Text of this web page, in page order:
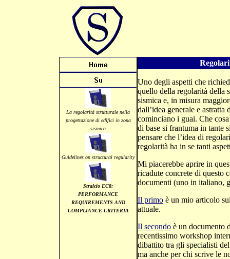
La regolarità strutturale nella
progettazione di edifici in zona
sismica
Guidelines on structural regularity
Stralcio EC8:
PERFORMANCE
REQUIREMENTS AND
COMPLIANCE CRITERIA
Uno degli aspetti che
quello della regolarità della
sismica e, in misura
dall’idea generale e
cominciano i guai. Che
di base si frantuma in tante
pensare che l’idea di
regolarità ha in se tanti
Mi piacerebbe aprire in
ricadute concrete di questo
documenti (uno in italiano,
Il primo è un mio articolo
attuale.
Il secondo è un documento
recentissimo workshop
dibattito tra gli specialisti
ma anche per chi scrive le